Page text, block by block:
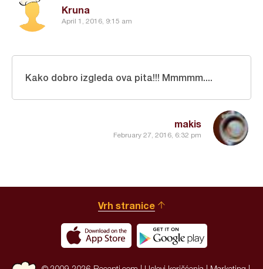
Kruna
April 1, 2016, 9:15 am
makis
February 27, 2016, 6:32 pm
Kako dobro izgleda ova pita!!! Mmmmm....
Vrh stranice